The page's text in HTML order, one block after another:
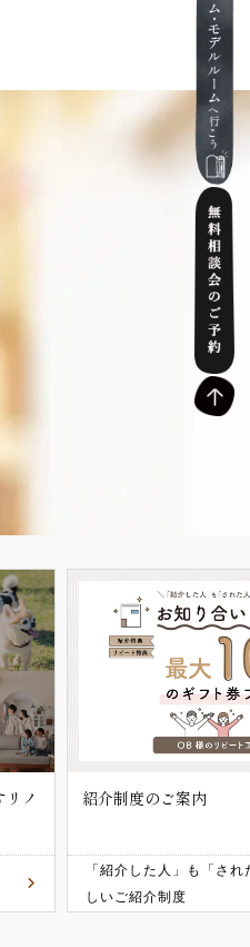
迷ったら、LINEで聞
スタッフとLINEで直接
だ決めていない段階の